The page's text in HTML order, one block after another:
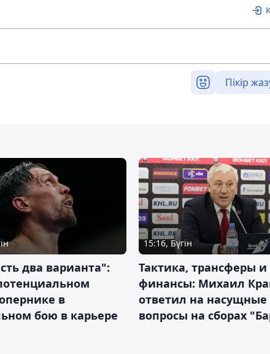
Пікір
два варианта":
в
бою в карьере
15:16, Бүгін
Тактика, трансферы и
финансы: Михаил
ответил на насущные
вопросы на сборах